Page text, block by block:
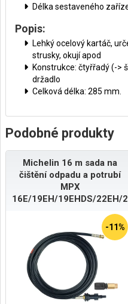
Délka sestaveného
Popis:
Lehký ocelový kartáč,
strusky, okují apod
Konstrukce: čtyřřadý (->
držadlo
Celková délka: 285 mm.
Podobné produkty
Michelin 16 m sada na
čištění odpadu a potrubí
MPX
16E/19EH/19EHDS/22EH/
-11%